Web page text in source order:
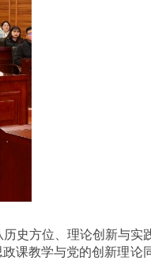
史方位、理论创新与实
课教学与党的创新理论